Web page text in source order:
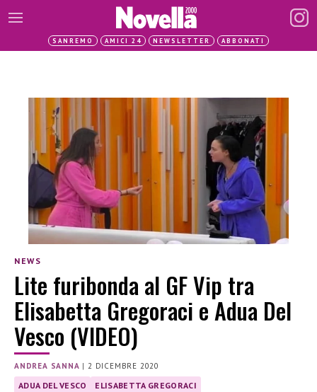
SANREMO AMICI 24 NEWSLETTER ABBONATI
NEWS
Lite furibonda al GF Vip tra
Elisabetta Gregoraci e Adua Del
Vesco (VIDEO)
ANDREA SANNA |2 DICEMBRE 2020
ADUA DEL VESCO
ELISABETTA GREGORACI